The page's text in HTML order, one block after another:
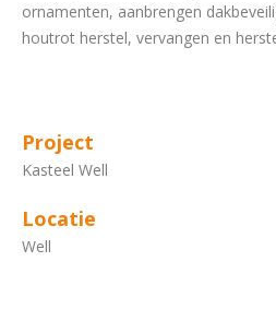
ornamenten, aanbrengen
houtrot herstel, vervangen en
Project
Kasteel Well
Locatie
Well